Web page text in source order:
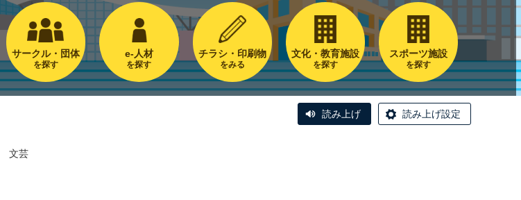
サークル・団体
を探す
e-人材
を探す
チラシ・印刷物
をみる
文化・教育施設
を探す
スポーツ施設
を探す
読み上げ 読み上げ設定
文芸